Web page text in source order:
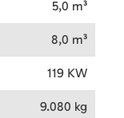
5,0 m³
8,0 m³
119 KW
9.080 kg